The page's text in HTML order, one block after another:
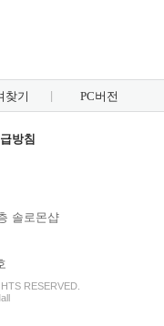
찾기 PC버전
방침
솔로몬샵
RESERVED.